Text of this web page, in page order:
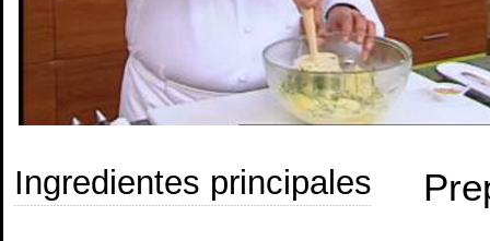
Ingredientes principales